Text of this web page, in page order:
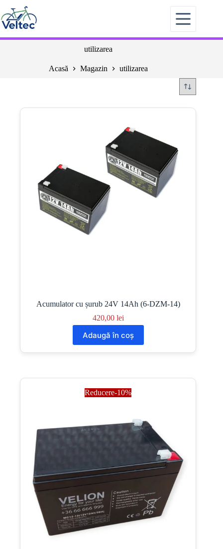
la
conținut
utilizarea
Acasă Magazin utilizarea
Acumulator cu șurub 24V 14Ah (6-DZM-14)
420,00 lei
Adaugă în coș
Reducere-10%